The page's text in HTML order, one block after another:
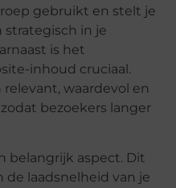
gebruikt en stelt je
strategisch in je
is het
inhoud cruciaal.
waardevol en
bezoekers langer
belangrijk aspect. Dit
laadsnelheid van je